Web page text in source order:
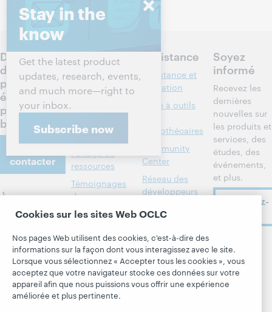
Stay in the
know
Get the latest product
updates, research, events,
and much more—right to
your inbox.
Subscribe now
Discutez
des
prochaines
étapes
pour votre
bibliothèque
contacter
À propos
À propos
Emplois
Respect et
appartenance
Finances
Produits
Recherche et
référence
Métadonnées
Partage de
ressources
Témoignages
de
bibliothèques
membres
Tous les produits
et services »
Apprendre
Research
Assistance
Assistance et
formation
Boîte à outils
bibliothécaires
Community
Center
Réseau des
développeurs
Formats
bibliographiques
Alertes
systèmes
Blogues
Blogue Next
Soyez
informé
Recevez les
dernières
nouvelles sur
les produits et
services, des
études, des
événements,
et plus.
Abonnez-
Suivez
OCLC
Cookies sur les sites Web OCLC
Nos pages Web utilisent des cookies, c'est-à-dire des
informations sur la façon dont vous interagissez avec le site.
Lorsque vous sélectionnez « Accepter tous les cookies », vous
acceptez que votre navigateur stocke ces données sur votre
appareil afin que nous puissions vous offrir une expérience
améliorée et plus pertinente.